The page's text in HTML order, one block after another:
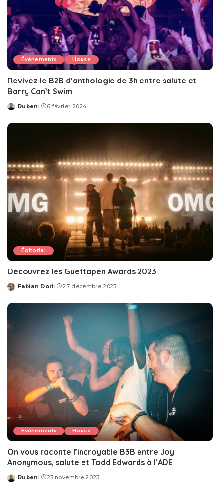
Événements House
Revivez le B2B d’anthologie de 3h entre salute et
Barry Can’t Swim
Posted
Ruben 6 février 2024
Éditorial
Découvrez les Guettapen Awards 2023
Posted
Fabian Dori 27 décembre 2023
Événements House
On vous raconte l’incroyable B3B entre Joy
Anonymous, salute et Todd Edwards à l’ADE
Posted
Ruben 23 novembre 2023